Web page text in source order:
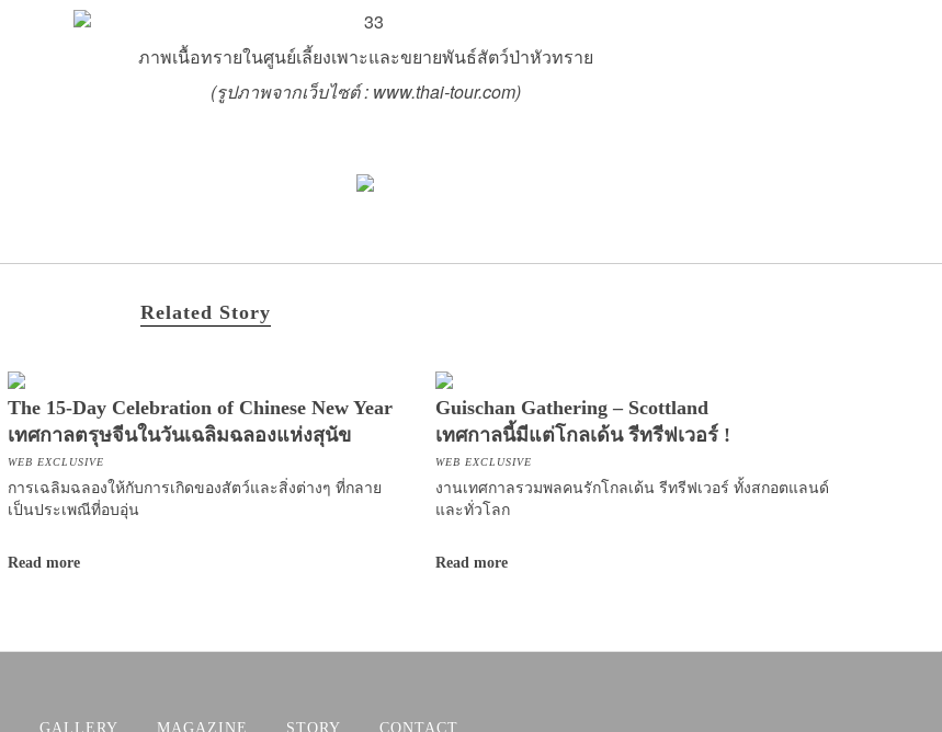
ภาพเนื้อทรายในศูนย์เลี้ยงเพาะและขยายพันธ์สัตว์ป่าหัวทราย
(รูปภาพจากเว็บไซต์ : www.thai-tour.com)
Related Story
The 15-Day Celebration of Chinese New Year
เทศกาลตรุษจีนในวันเฉลิมฉลองแห่งสุนัข
WEB EXCLUSIVE
การเฉลิมฉลองให้กับการเกิดของสัตว์และสิ่งต่างๆ ที่กลาย
เป็นประเพณีที่อบอุ่น
Read more
Guischan Gathering – Scottland
เทศกาลนี้มีแต่โกลเด้น รีทรีฟเวอร์ !
WEB EXCLUSIVE
งานเทศกาลรวมพลคนรักโกลเด้น รีทรีฟเวอร์ ทั้งสกอตแลนด์
และทั่วโลก
Read more
GALLERY MAGAZINE STORY CONTACT